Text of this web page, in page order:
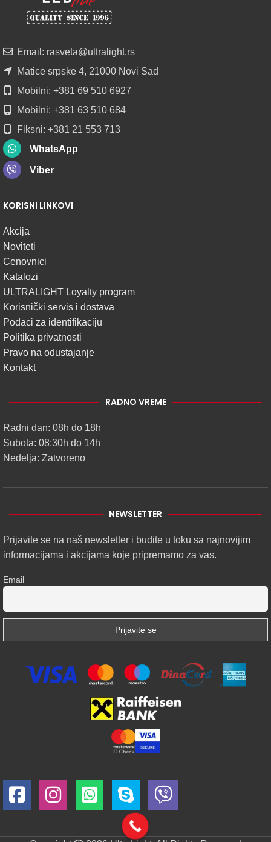
DIFUZOROM
POGLEDAJ
Email: rasveta@ultralight.rs
Matice srpske 4, 21000 Novi Sad
Mobilni: +381 69 510 6927
Mobilni: +381 63 510 684
Fiksni: +381 21 553 713
WhatsApp
Viber
KORISNI LINKOVI
Akcija
Noviteti
Cenovnici
Katalozi
ULTRALIGHT Loyalty program
Korisnički servis i dostava
Podaci za identifikaciju
Politika privatnosti
Pravo na odustajanje
Kontakt
RADNO VREME
Radni dan: 08h do 18h
Subota: 08:30h do 14h
Nedelja: Zatvoreno
NEWSLETTER
Prijavite se na naš newsletter i budite u toku sa najnovijim
informacijama i akcijama koje pripremamo za vas.
Email